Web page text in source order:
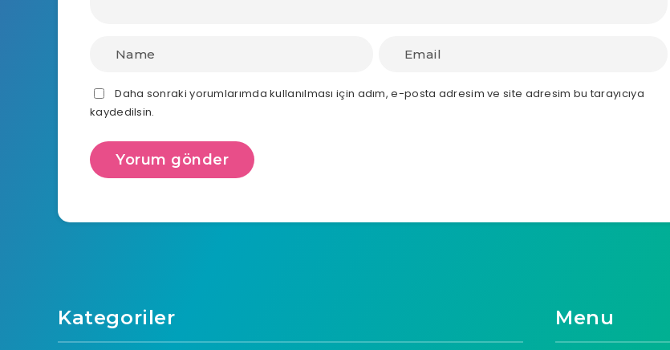
Daha sonraki yorumlarımda kullanılması için adım, e-posta adresim ve site adresim bu tarayıcıya
kaydedilsin.
Kategoriler Menu